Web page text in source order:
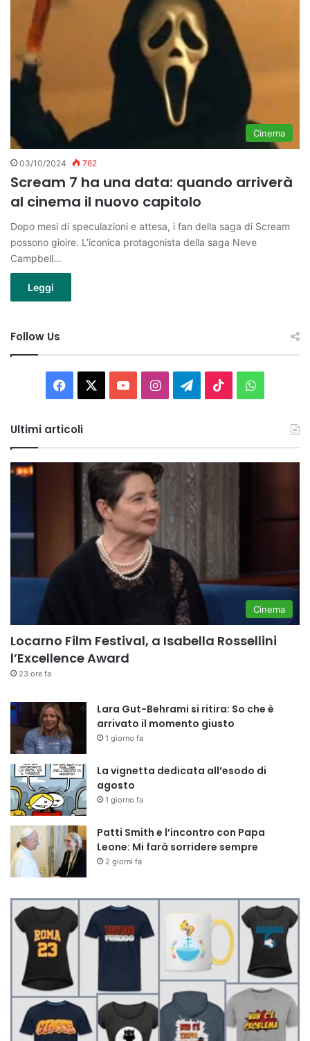
Cinema
03/10/2024 762
Scream 7 ha una data: quando arriverà
al cinema il nuovo capitolo
Dopo mesi di speculazioni e attesa, i fan della saga di Scream
possono gioire. L’iconica protagonista della saga Neve
Campbell…
Leggi
Follow Us
Facebook You InstagramTelegram
TikTok
Ultimi articoli
Cinema
Locarno Film Festival, a Isabella Rossellini
l’Excellence Award
23 ore fa
Lara Gut-Behrami si ritira: So che è
arrivato il momento giusto
1 giorno fa
La vignetta dedicata all’esodo di
agosto
1 giorno fa
Patti Smith e l’incontro con Papa
Leone: Mi farà sorridere sempre
2 giorni fa